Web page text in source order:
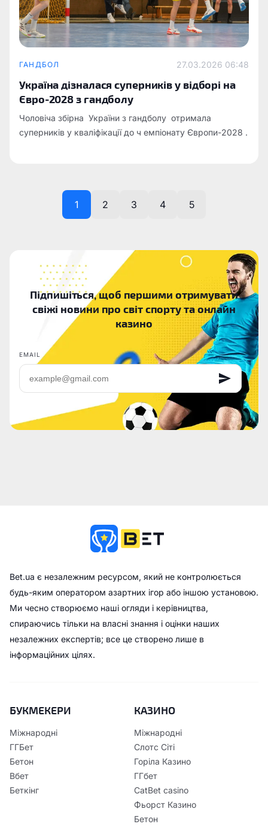
ГАНДБОЛ 27.03.2026 06:48
Україна дізналася суперників у відборі на
Євро-2028 з гандболу
Чоловіча збірна України з гандболу отримала
суперників у кваліфікації до ч емпіонату Європи-2028 .
1 2 3 4 5
Підпишіться, щоб першими отримувати
свіжі новини про світ спорту та онлайн
казино
EMAIL
Bet.ua є незалежним ресурсом, який не контролюється
будь-яким оператором азартних ігор або іншою установою.
Ми чесно створюємо наші огляди і керівництва,
спираючись тільки на власні знання і оцінки наших
незалежних експертів; все це створено лише в
інформаційних цілях.
БУКМЕКЕРИ
Міжнародні
ГГБет
Бетон
Вбет
Беткінг
КАЗИНО
Міжнародні
Слотс Сіті
Горіла Казино
ГГбет
CatBet casino
Фьорст Казино
Бетон